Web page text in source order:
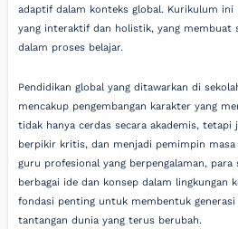
adaptif dalam konteks global. Kurikulum ini
yang interaktif dan holistik, yang membuat
dalam proses belajar.
Pendidikan global yang ditawarkan di
mencakup pengembangan karakter yang
tidak hanya cerdas secara akademis, tetapi
berpikir kritis, dan menjadi pemimpin masa
guru profesional yang berpengalaman, para
berbagai ide dan konsep dalam lingkungan
fondasi penting untuk membentuk generasi
tantangan dunia yang terus berubah.